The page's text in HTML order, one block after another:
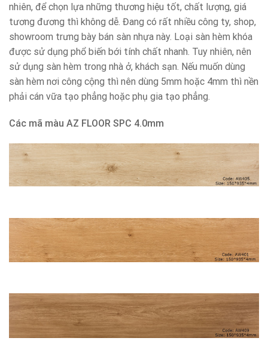
nhiên, để chọn lựa những thương hiệu tốt, chất lượng, giá
tương đương thì không dễ. Đang có rất nhiều công ty, shop,
showroom trưng bày bán sàn nhựa này. Loại sàn hèm khóa
được sử dụng phổ biến bới tính chất nhanh. Tuy nhiên, nên
sử dụng sàn hèm trong nhà ở, khách sạn. Nếu muốn dùng
sàn hèm nơi công cộng thì nên dùng 5mm hoặc 4mm thì nền
phải cán vữa tạo phẳng hoặc phụ gia tạo phẳng.
Các mã màu AZ FLOOR SPC 4.0mm